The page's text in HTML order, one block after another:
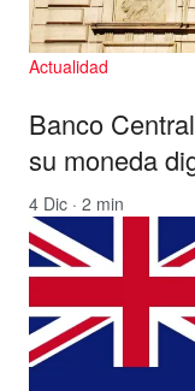
Actualidad
Banco
su moneda
4 Dic · 2 min